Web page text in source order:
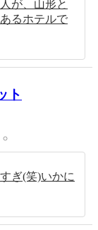
が、山形と
るホテルで
ト
ぎ(笑)いかに